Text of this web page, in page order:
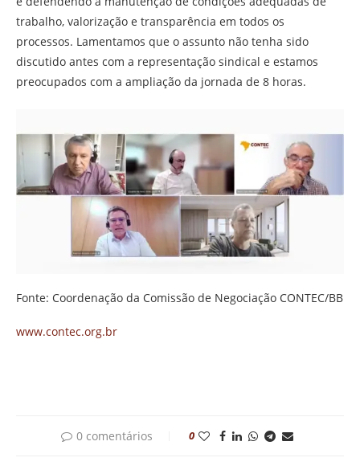
trabalho, valorização e transparência em todos os
processos. Lamentamos que o assunto não tenha sido
discutido antes com a representação sindical e estamos
preocupados com a ampliação da jornada de 8 horas.
Fonte: Coordenação da Comissão de Negociação CONTEC/BB
www.contec.org.br
0 comentários 0